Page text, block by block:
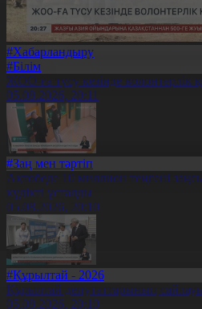
#Хабарландыру
#Білім
ЖОО-ға түсу кезінде волонтерлік
05.08.2026, 20:11
#Заң мен тәртіп
Ақтөбеде 10 миллион теңгені
күдікті ұсталды
05.08.2026, 20:10
#Құрылтай - 2026
Құрылтай депутаттарының
05.08.2026, 20:10